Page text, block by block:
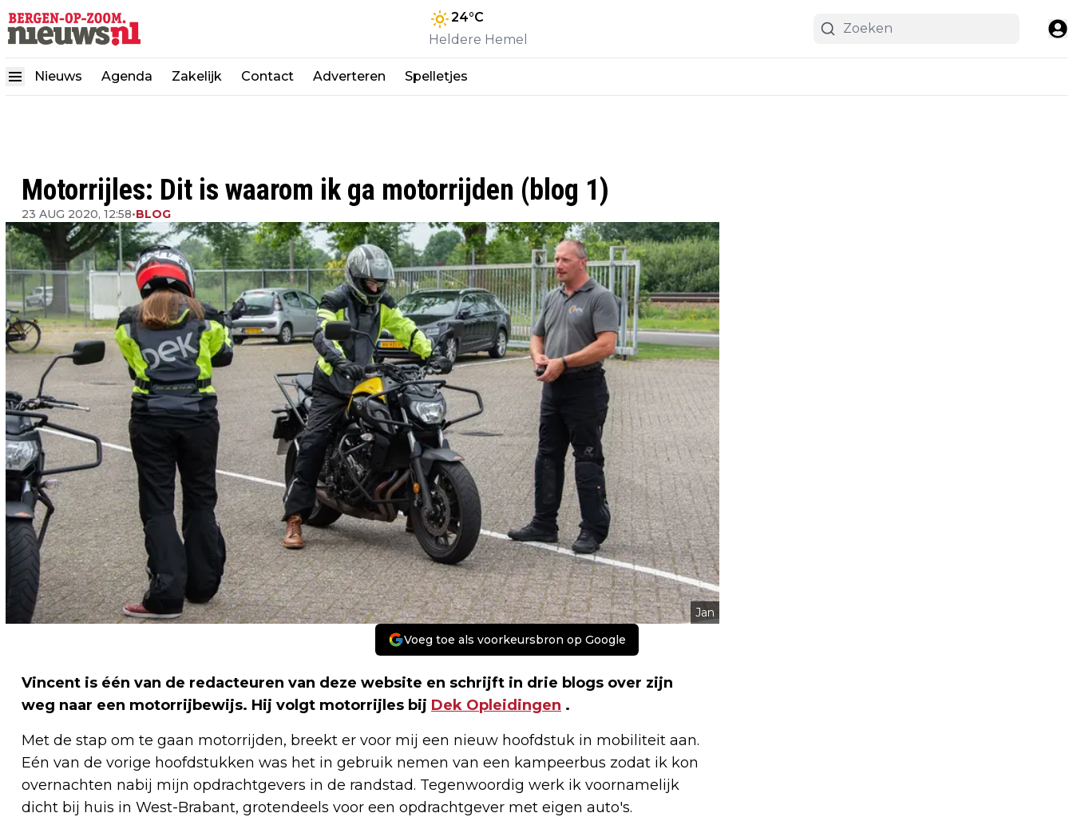
24°C
Heldere Hemel
Nieuws Agenda Zakelijk Contact Adverteren Spelletjes
Motorrijles: Dit is waarom ik ga motorrijden (blog 1)
23 AUG 2020, 12:58•BLOG
Jan
Voeg toe als voorkeursbron op Google
Vincent is één van de redacteuren van deze website en schrijft in drie blogs over zijn
weg naar een motorrijbewijs. Hij volgt motorrijles bij Dek Opleidingen .
Met de stap om te gaan motorrijden, breekt er voor mij een nieuw hoofdstuk in mobiliteit aan.
Eén van de vorige hoofdstukken was het in gebruik nemen van een kampeerbus zodat ik kon
overnachten nabij mijn opdrachtgevers in de randstad. Tegenwoordig werk ik voornamelijk
dicht bij huis in West-Brabant, grotendeels voor een opdrachtgever met eigen auto's.